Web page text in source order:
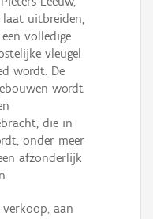
laat uitbreiden,
volledige
vleugel
wordt. De
wordt
die in
onder meer
afzonderlijk
aan